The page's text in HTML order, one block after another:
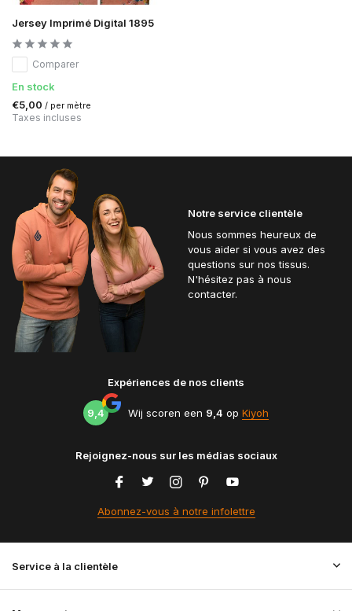
Jersey Imprimé Digital 1895
Comparer
En stock
€5,00 / per mètre
Taxes incluses
Notre service clientèle
Nous sommes heureux de
vous aider si vous avez des
questions sur nos tissus.
N'hésitez pas à nous
contacter.
Expériences de nos clients
9,4 Wij scoren een 9,4 op Kiyoh
Rejoignez-nous sur les médias sociaux
Abonnez-vous à notre infolettre
Service à la clientèle